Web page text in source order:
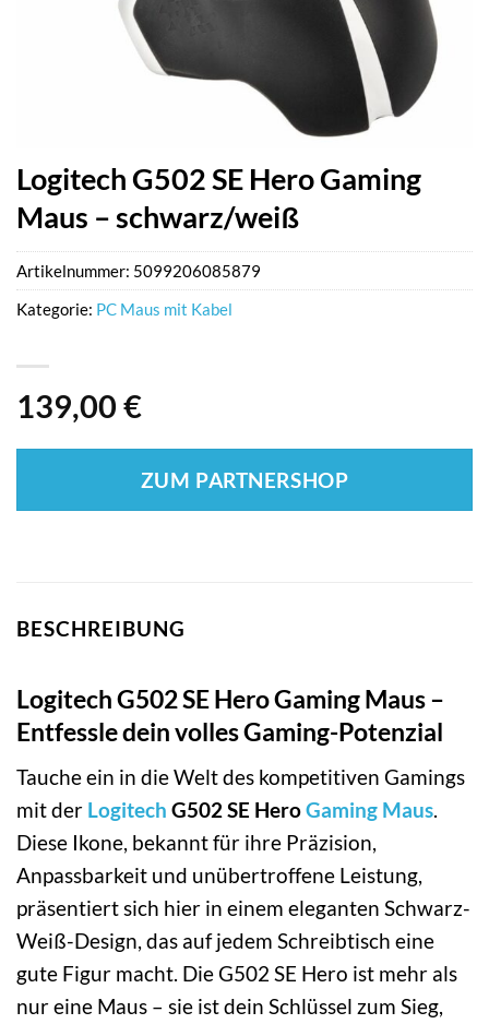
Logitech G502 SE Hero Gaming
Maus – schwarz/weiß
139,00 €
ZUM PARTNERSHOP
Artikelnummer: 5099206085879
Kategorie: PC Maus mit Kabel
BESCHREIBUNG
Logitech G502 SE Hero Gaming Maus –
Entfessle dein volles Gaming-Potenzial
Tauche ein in die Welt des kompetitiven Gamings
mit der Logitech G502 SE HeroGaming Maus.
Diese Ikone, bekannt für ihre Präzision,
Anpassbarkeit und unübertroffene Leistung,
präsentiert sich hier in einem eleganten Schwarz-
Weiß-Design, das auf jedem Schreibtisch eine
gute Figur macht. Die G502 SE Hero ist mehr als
nur eine Maus – sie ist dein Schlüssel zum Sieg,